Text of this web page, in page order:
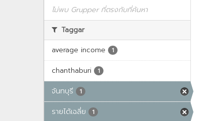
ไม่พบ Grupper ที่ตรงกับที่ค้นหา
Taggar
average income
1
chanthaburi 1
จันทบุรี 1
รายได้เฉลี่ย 1